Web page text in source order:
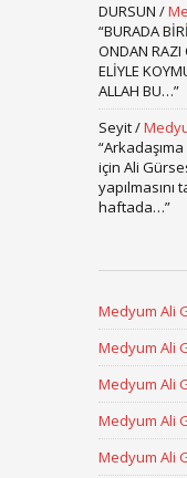
DURSUN /
“BURADA
ONDAN RAZI
ELİYLE
ALLAH BU…”
Seyit/
“
için Ali
yapılmasını
haftada…”
Medyum Ali
Medyum Ali
Medyum Ali
Medyum Ali
Medyum Ali